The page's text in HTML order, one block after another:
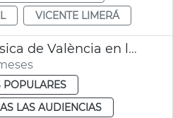
VICENTE LIMERÁ
El Palau de la Música de València en la LXI Feria Libro
POPULARES
LAS AUDIENCIAS